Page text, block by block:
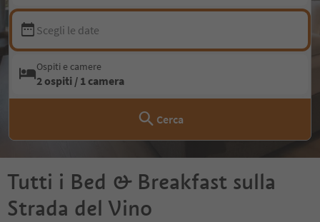
Scegli le date
Ospiti e camere
2 ospiti / 1 camera
Cerca
Tutti i Bed & Breakfast sulla
Strada del Vino